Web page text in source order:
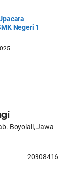
Negeri 1
Boyolali, Jawa
20308416